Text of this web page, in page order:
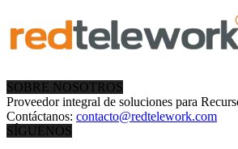
SOBRE NOSOTROS
Proveedor integral de soluciones para
Contáctanos: contacto@redtelework.com
SÍGUENOS